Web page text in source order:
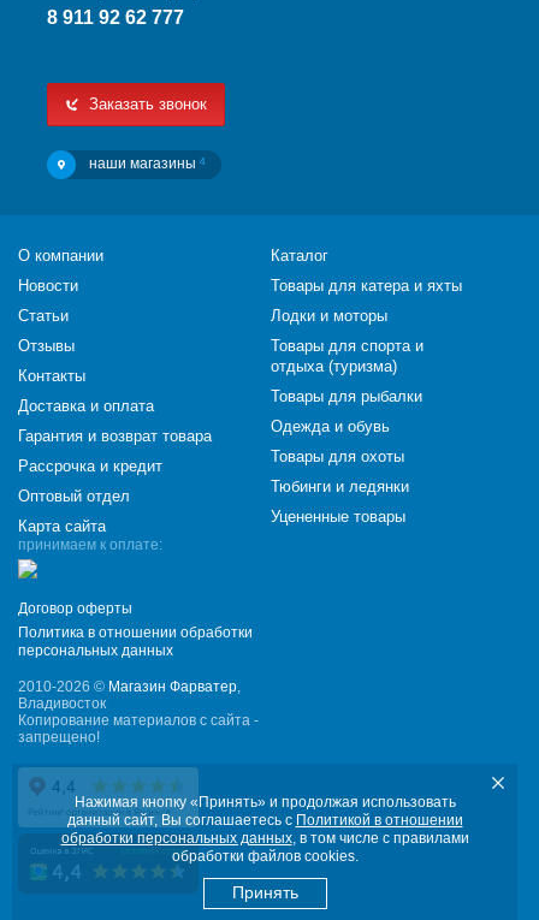
8 911 92 62 777
Заказать звонок
наши магазины 4
принимаем к оплате:
Договор оферты
Политика в отношении обработки
персональных данных
2010-2026 © Магазин Фарватер,
Владивосток
Копирование материалов с сайта -
запрещено!
О компании
Новости
Статьи
Отзывы
Контакты
Доставка и оплата
Гарантия и возврат товара
Рассрочка и кредит
Оптовый отдел
Карта сайта
Каталог
Товары для катера и яхты
Лодки и моторы
Товары для спорта и
отдыха (туризма)
Товары для рыбалки
Одежда и обувь
Товары для охоты
Тюбинги и ледянки
Уцененные товары
Нажимая кнопку «Принять» и продолжая использовать
данный сайт, Вы соглашаетесь с Политикой в отношении
обработки персональных данных, в том числе с правилами
обработки файлов cookies.
Принять